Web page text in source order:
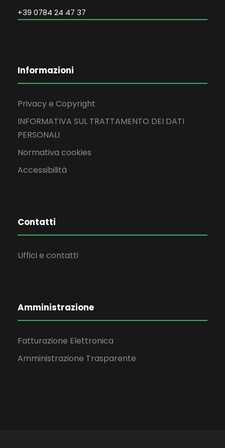
+39 0784 24 47 37
Informazioni
Privacy e Copyright
INFORMATIVA SUL TRATTAMENTO DEI DATI
PERSONALI
Normativa cookies
Accessibilità
Contatti
Uffici e contatti
Amministrazione
Fatturazione Elettronica
Amministrazione Trasparente